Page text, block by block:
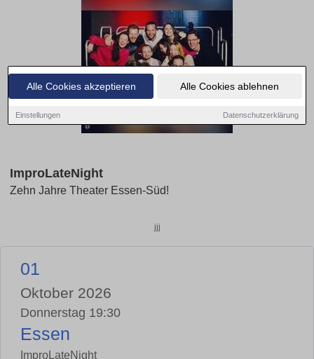
Alle Cookies akzeptieren Alle Cookies ablehnen
Einstellungen Datenschutzerklärung
ImproLateNight
Zehn Jahre Theater Essen-Süd!
jjj
01
Oktober 2026
Donnerstag 19:30
Essen
ImproLateNight